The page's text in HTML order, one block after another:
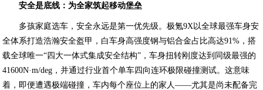
安全是底线：为全家筑起移动堡垒
多孩家庭选车，安全永远是第一优先级。极氪9X以全球最强车身安
全体系打造浩瀚安全盔甲，白车身高强度钢与铝合金占比高达91%，搭
载全球唯一“四大一体式集成安全结构”，车身扭转刚度达到同级最强的
41600N·m/deg，并通过行业首个单车四向连环极限碰撞测试。这意味
着，即便遭遇极端碰撞，车内每个座位上的家人——尤其是尚未配备完